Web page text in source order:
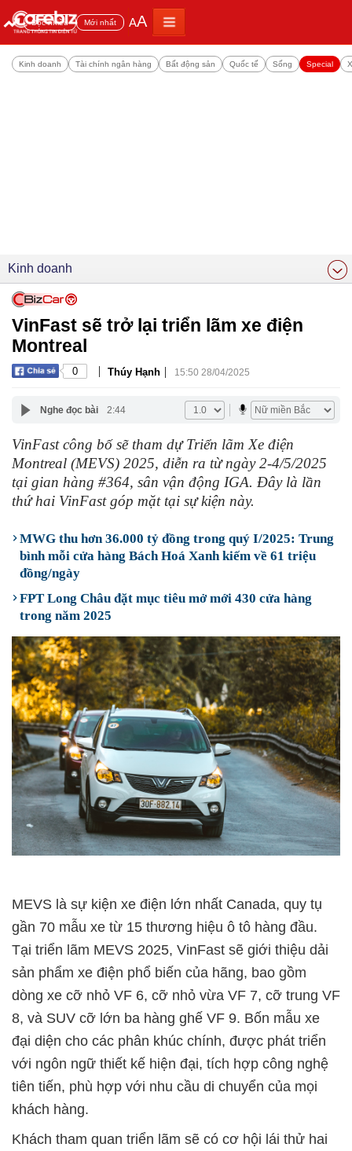
Đọc nhiều Mới nhất AA
Kinh doanh Tài chính ngân hàng Bất động sản Quốc tế Sống Special
Kinh doanh
VinFast sẽ trở lại triển lãm xe điện
Montreal
0 | Thúy Hạnh | 15:50 28/04/2025
Nghe đọc bài 2:44
VinFast công bố sẽ tham dự Triển lãm Xe điện
Montreal (MEVS) 2025, diễn ra từ ngày 2-4/5/2025
tại gian hàng #364, sân vận động IGA. Đây là lần
thứ hai VinFast góp mặt tại sự kiện này.
MWG thu hơn 36.000 tỷ đồng trong quý I/2025: Trung
bình mỗi cửa hàng Bách Hoá Xanh kiếm về 61 triệu
đồng/ngày
FPT Long Châu đặt mục tiêu mở mới 430 cửa hàng
trong năm 2025
MEVS là sự kiện xe điện lớn nhất Canada, quy tụ
gần 70 mẫu xe từ 15 thương hiệu ô tô hàng đầu.
Tại triển lãm MEVS 2025, VinFast sẽ giới thiệu dải
sản phẩm xe điện phổ biến của hãng, bao gồm
dòng xe cỡ nhỏ VF 6, cỡ nhỏ vừa VF 7, cỡ trung VF
8, và SUV cỡ lớn ba hàng ghế VF 9. Bốn mẫu xe
đại diện cho các phân khúc chính, được phát triển
với ngôn ngữ thiết kế hiện đại, tích hợp công nghệ
tiên tiến, phù hợp với nhu cầu di chuyển của mọi
khách hàng.
Khách tham quan triển lãm sẽ có cơ hội lái thử hai